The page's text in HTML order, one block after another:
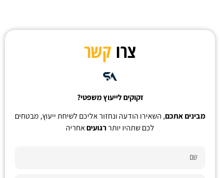
צרו קשר
זקוקים לייעוץ משפטי?
מבינים אתכם, השאירו הודעה ונחזור אליכם לשיחת ייעוץ, מבטחים
לכם שתהיו יותררגועיםאחריה